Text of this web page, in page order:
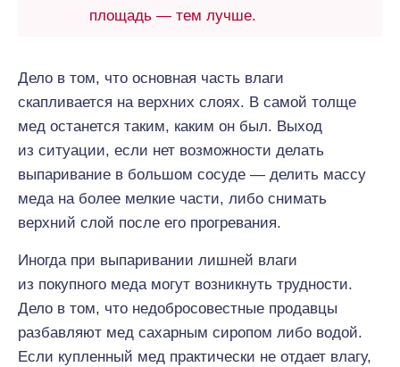
площадь — тем лучше.
Дело в том, что основная часть влаги
скапливается на верхних слоях. В самой толще
мед останется таким, каким он был. Выход
из ситуации, если нет возможности делать
выпаривание в большом сосуде — делить массу
меда на более мелкие части, либо снимать
верхний слой после его прогревания.
Иногда при выпаривании лишней влаги
из покупного меда могут возникнуть трудности.
Дело в том, что недобросовестные продавцы
разбавляют мед сахарным сиропом либо водой.
Если купленный мед практически не отдает влагу,